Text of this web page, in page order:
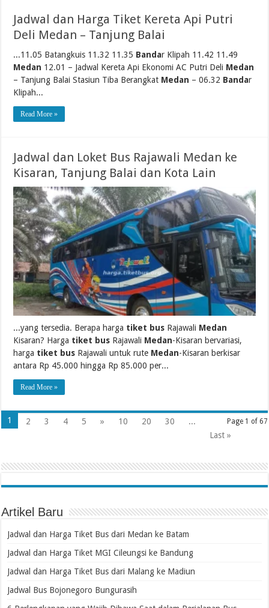
Jadwal dan Harga Tiket Kereta Api Putri
Deli Medan – Tanjung Balai
...11.05 Batangkuis 11.32 11.35 Bandar Klipah 11.42 11.49
Medan 12.01 – Jadwal Kereta Api Ekonomi AC Putri Deli Medan
– Tanjung Balai Stasiun Tiba Berangkat Medan – 06.32 Bandar
Klipah...
Read More »
Jadwal dan Loket Bus Rajawali Medan ke
Kisaran, Tanjung Balai dan Kota Lain
...yang tersedia. Berapa harga tiket bus Rajawali Medan
Kisaran? Harga tiket bus Rajawali Medan-Kisaran bervariasi,
harga tiket bus Rajawali untuk rute Medan-Kisaran berkisar
antara Rp 45.000 hingga Rp 85.000 per...
Read More »
Page 1 of 67
1 2 3 4 5 » 10 20 30
...
Last »
Artikel Baru
Jadwal dan Harga Tiket Bus dari Medan ke Batam
Jadwal dan Harga Tiket MGI Cileungsi ke Bandung
Jadwal dan Harga Tiket Bus dari Malang ke Madiun
Jadwal Bus Bojonegoro Bungurasih